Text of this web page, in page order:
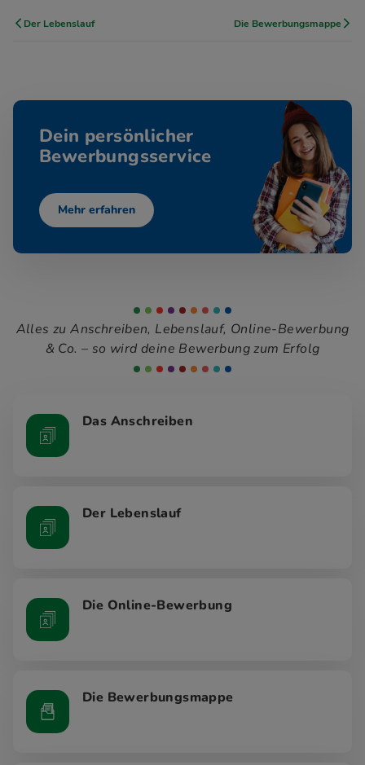
Der Lebenslauf Die Bewerbungsmappe
Dein persönlicher
Bewerbungsservice
Mehr erfahren
Alles zu Anschreiben, Lebenslauf, Online-Bewerbung
& Co. – so wird deine Bewerbung zum Erfolg
Das Anschreiben
Der Lebenslauf
Die Online-Bewerbung
Die Bewerbungsmappe